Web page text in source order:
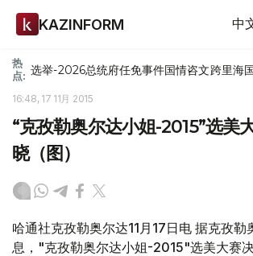
KAZINFORM 中
热
点: 选举-2026总统府任免事件国情咨文跨里海
16:48, 17 11月 2015
“克孜勒奥尔达小姐-2015”选美
晓（图）
哈通社克孜勒奥尔达11月17日电 据克孜勒
息，"克孜勒奥尔达小姐-2015"选美大赛